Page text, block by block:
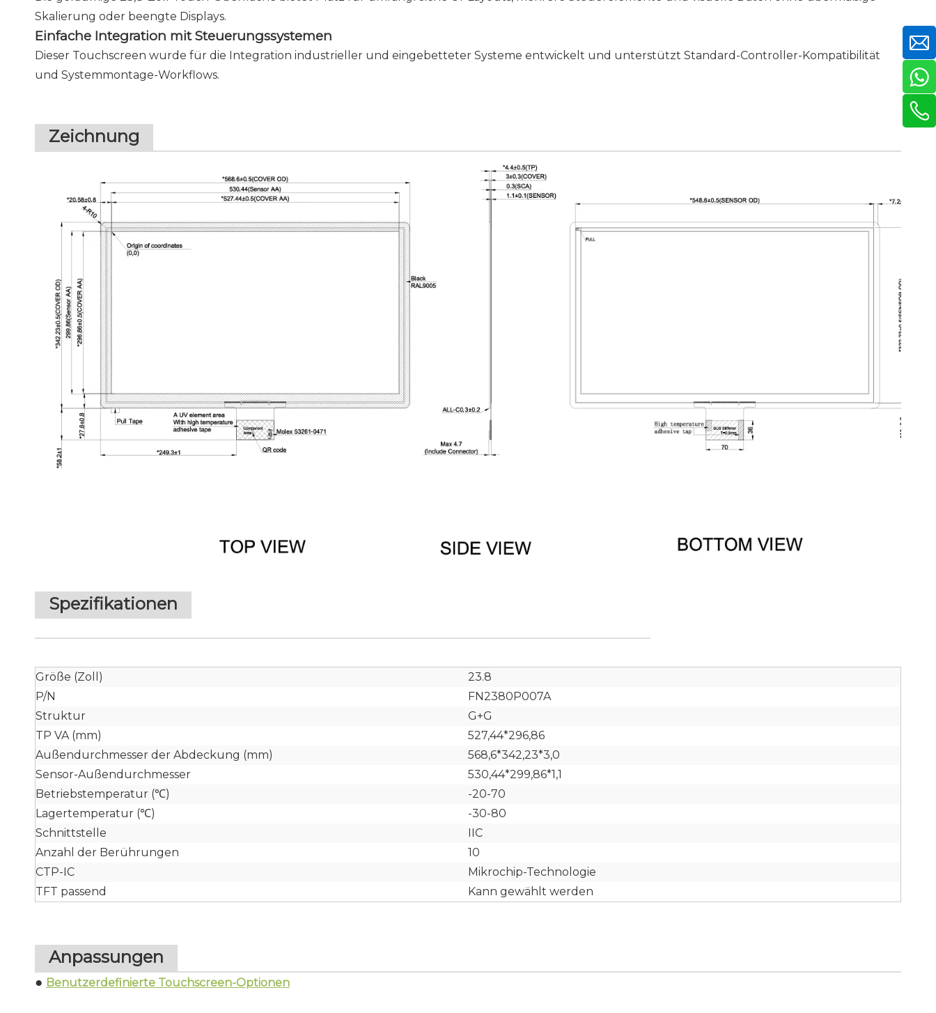
Skalierung oder beengte Displays.
Einfache Integration mit Steuerungssystemen
Dieser Touchscreen wurde für die Integration industrieller und eingebetteter Systeme entwickelt und unterstützt Standard-Controller-Kompatibilität
und Systemmontage-Workflows.
Zeichnung
Spezifikationen
Größe (Zoll)
23.8
P/N
FN2380P007A
Struktur
G+G
TP VA (mm)
527,44*296,86
Außendurchmesser der Abdeckung (mm)
568,6*342,23*3,0
Sensor-Außendurchmesser
530,44*299,86*1,1
Betriebstemperatur (℃)
-20-70
Lagertemperatur (℃)
-30-80
Schnittstelle
IIC
Anzahl der Berührungen
10
CTP-IC
Mikrochip-Technologie
TFT passend
Kann gewählt werden
Anpassungen
● Benutzerdefinierte Touchscreen-Optionen